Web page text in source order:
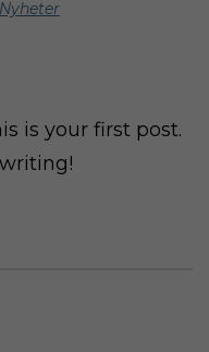
Nyheter
is your first post.